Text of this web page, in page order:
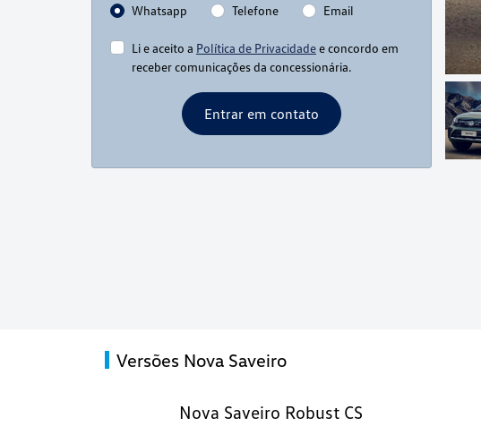
Whatsapp
Telefone Email
Li e aceito a Política de Privacidadee concordo em
receber comunicações da concessionária.
Entrar em contato
Versões Nova Saveiro
Nova Saveiro Robust CS